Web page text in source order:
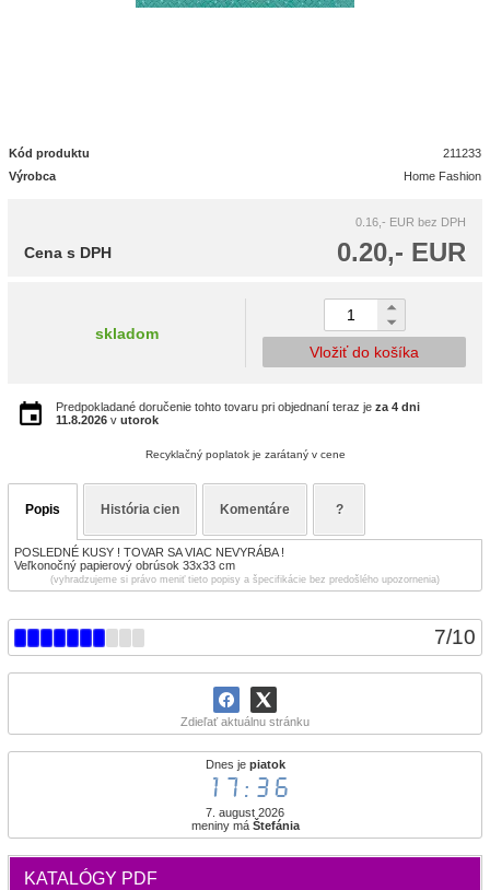
7/10
Zdieľať aktuálnu stránku
Dnes je piatok
17:36
7. august 2026
meniny má Štefánia
KATALÓGY PDF
Kód produktu
211233
Výrobca
Home Fashion
0.16,- EUR bez DPH
0.20,- EUR
Cena s DPH
skladom
Vložiť do košíka
Predpokladané doručenie tohto tovaru pri objednaní teraz je za 4 dni
11.8.2026 v utorok
Recyklačný poplatok je zarátaný v cene
Popis História cien Komentáre ?
POSLEDNÉ KUSY ! TOVAR SA VIAC NEVYRÁBA !
Veľkonočný papierový obrúsok 33x33 cm
(vyhradzujeme si právo meniť tieto popisy a špecifikácie bez predošlého upozornenia)